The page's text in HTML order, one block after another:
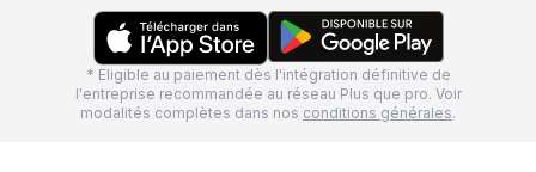
* Eligible au paiement dès l'intégration définitive de
l'entreprise recommandée au réseau Plus que pro. Voir
modalités complètes dans nos conditions générales.